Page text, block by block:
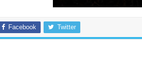
Facebook Twitter